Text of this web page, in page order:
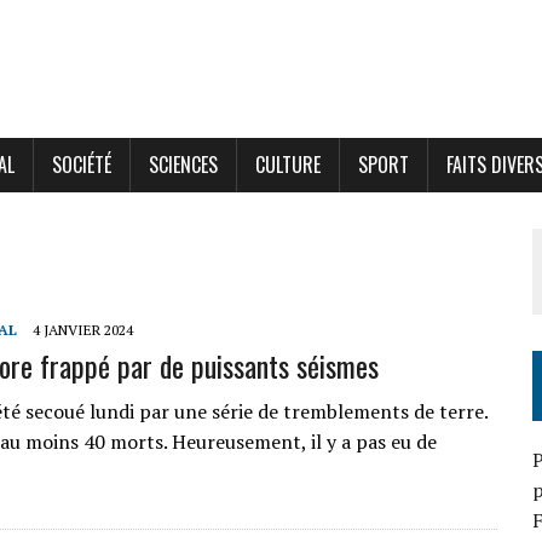
SOCIÉTÉ SCIENCES CULTURE SPORT FAITS
4 JANVIER 2024
frappé par de puissants séismes
secoué lundi par une série de tremblements de terre.
moins 40 morts. Heureusement, il y a pas eu de